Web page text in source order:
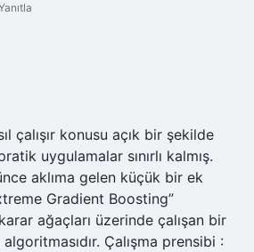
çalışır konusu açık bir şekilde
uygulamalar sınırlı kalmış.
aklıma gelen küçük bir ek
Gradient Boosting”
ağaçları üzerinde çalışan bir
Çalışma prensibi :